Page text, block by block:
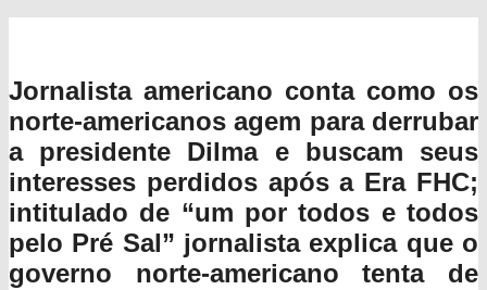
Jornalista americano conta como os
norte-americanos agem para derrubar
a presidente Dilma e buscam seus
interesses perdidos após a Era FHC;
intitulado de “um por todos e todos
pelo Pré Sal” jornalista explica que o
governo norte-americano tenta de